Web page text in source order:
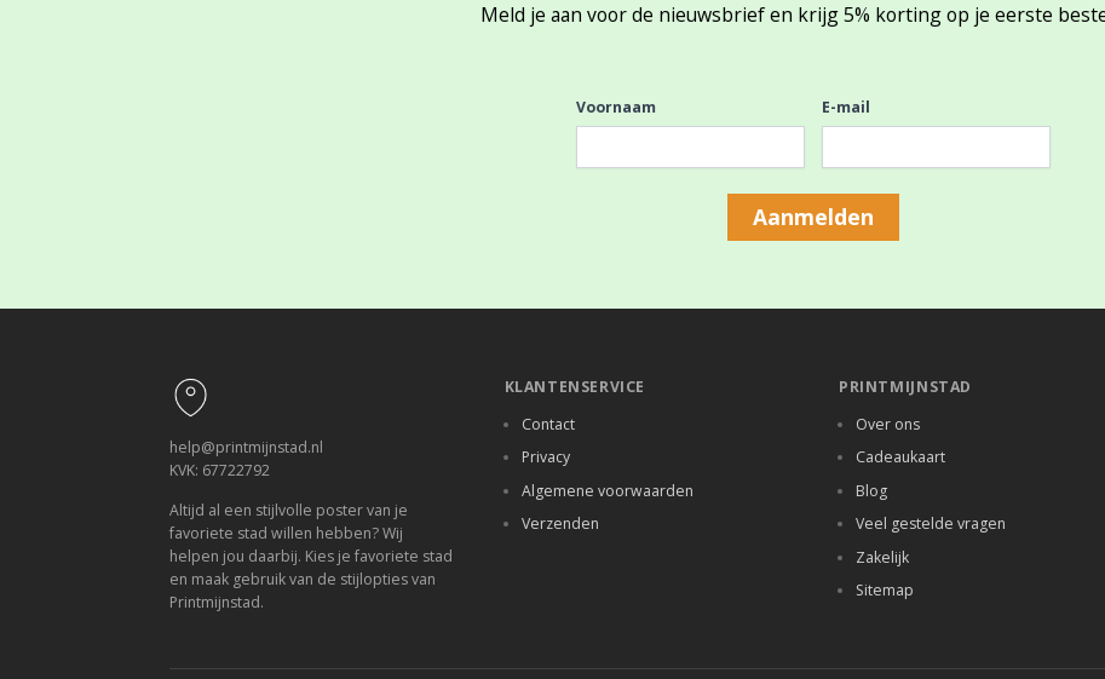
Meld je aan voor de nieuwsbrief en krijg 5% korting op je eerste
Voornaam E-mail
Aanmelden
help@printmijnstad.nl
KVK: 67722792
Altijd al een stijlvolle poster van je
favoriete stad willen hebben? Wij
helpen jou daarbij. Kies je favoriete stad
en maak gebruik van de stijlopties van
Printmijnstad.
KLANTENSERVICE
Contact
Privacy
Algemene voorwaarden
Verzenden
PRINTMIJNSTAD
Over ons
Cadeaukaart
Blog
Veel gestelde vragen
Zakelijk
Sitemap